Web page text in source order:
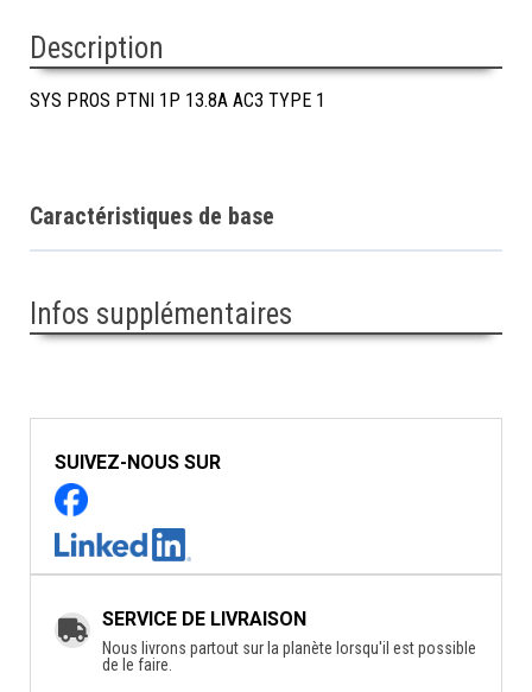
Description
SYS PROS PTNI 1P 13.8A AC3 TYPE 1
Caractéristiques de base
Infos supplémentaires
SUIVEZ-NOUS SUR
SERVICE DE LIVRAISON
Nous livrons partout sur la planète lorsqu'il est possible
de le faire.